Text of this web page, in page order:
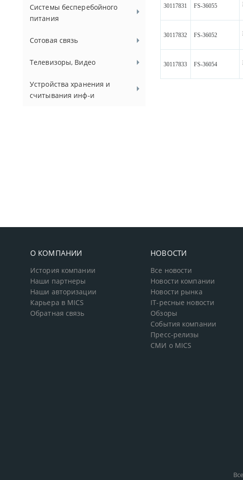
Системы бесперебойного
питания
Сотовая связь
Телевизоры, Видео
Устройства хранения и
считывания инф-и
30117831 FS-36055
30117832 FS-36052
30117833 FS-36054
О КОМПАНИИ
История компании
Наши партнеры
Наши авторизации
Карьера в MICS
Обратная связь
НОВОСТИ
Все новости
Новости компании
Новости рынка
IT-ресные новости
Обзоры
События компании
Пресс-релизы
СМИ о MICS